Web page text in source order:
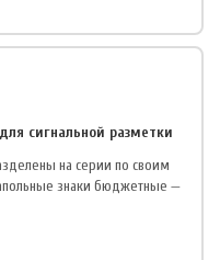
сигнальной разметки
на серии по своим
знаки бюджетные —